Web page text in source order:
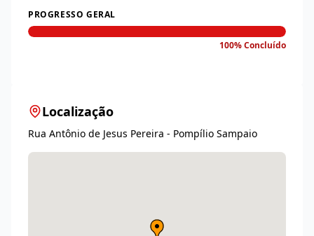
PROGRESSO GERAL
100% Concluído
Localização
Rua Antônio de Jesus Pereira - Pompílio Sampaio